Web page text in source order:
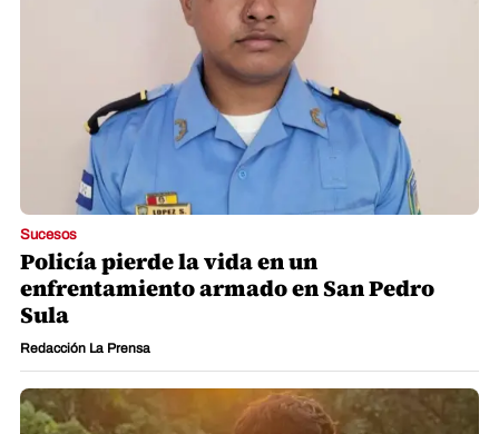
Sucesos
Policía pierde la vida en un
enfrentamiento armado en San Pedro
Sula
Redacción La Prensa